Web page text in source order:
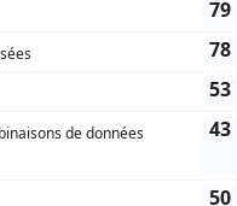
ajoutée à la
qui continue dans
du 25 juillet au 3